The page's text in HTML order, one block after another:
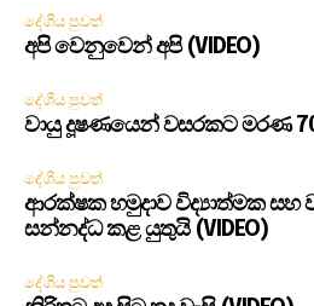
දේශීය පුවත්
අපි වෙනුවෙන් අපි (VIDEO)
දේශීය පුවත්
වායු දූෂණයෙන් වසරකට මරණ
දේශීය පුවත්
ආරක්ෂක හමුදාව විද්‍යාත්මක
සන්නද්ධ කළ යුතුයි (VIDEO)
දේශීය පුවත්